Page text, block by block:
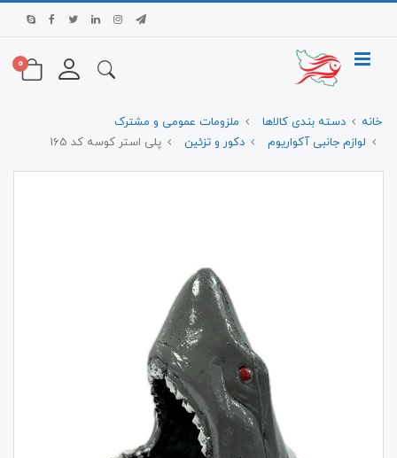
0
خانه دسته بندی کالاها
ملزومات عمومی و مشترک
لوازم جانبی آکواریوم
دکور و تزئین پلی استر کوسه کد 165